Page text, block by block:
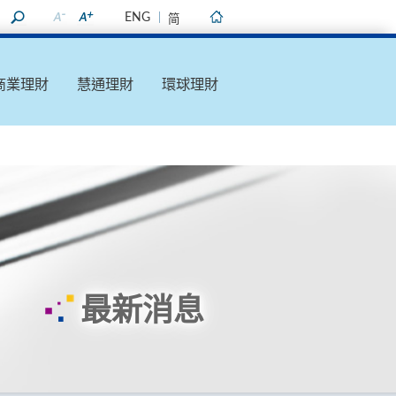
ENG 简
業理財 慧通理財 環球理財
最新消息